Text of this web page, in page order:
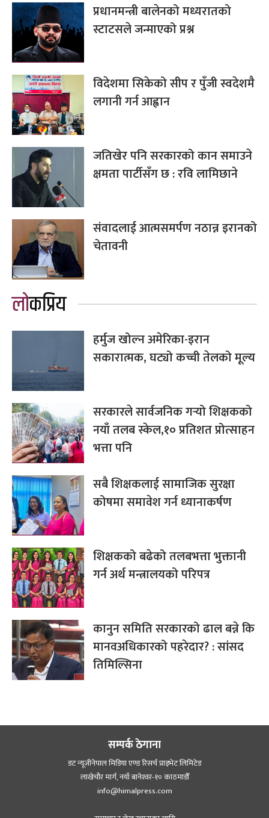
प्रधानमन्त्री बालेनको मध्यरातको
स्टाटसले जन्माएको प्रश्न
विदेशमा सिकेको सीप र पुँजी स्वदेशमै
लगानी गर्न आह्वान
जतिखेर पनि सरकारको कान समाउने
क्षमता पार्टीसँग छ : रवि लामिछाने
संवादलाई आत्मसमर्पण नठान्न इरानको
चेतावनी
लोकप्रिय
हर्मुज खोल्न अमेरिका-इरान
सकारात्मक, घट्यो कच्ची तेलको मूल्य
सरकारले सार्वजनिक गर्‍यो शिक्षकको
नयाँ तलब स्केल,१० प्रतिशत प्रोत्साहन
भत्ता पनि
सबै शिक्षकलाई सामाजिक सुरक्षा
कोषमा समावेश गर्न ध्यानाकर्षण
शिक्षकको बढेको तलबभत्ता भुक्तानी
गर्न अर्थ मन्त्रालयको परिपत्र
कानुन समिति सरकारको ढाल बन्ने कि
मानवअधिकारको पहरेदार? : सांसद
तिमिल्सिना
सम्पर्क ठेगाना
डट न्यूजीनेपाल मिडिया एण्ड रिसर्च प्राइभेट लिमिटेड
लाखेचौर मार्ग, नयाँ बानेश्‍वर-१० काठमाडौँ
info@himalpress.com